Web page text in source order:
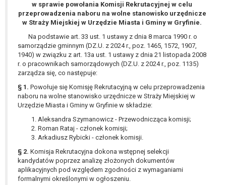
w sprawie powołania Komisji Rekrutacyjnej w celu
przeprowadzenia naboru na wolne stanowisko urzędnicze
w Straży Miejskiej w Urzędzie Miasta i Gminy w Gryfinie.
Na podstawie art. 33 ust. 1 ustawy z dnia 8 marca 1990 r. o
samorządzie gminnym (DZ.U. z 2024 r., poz. 1465, 1572, 1907,
1940) w związku z art. 13a ust. 1 ustawy z dnia 21 listopada 2008
r. o pracownikach samorządowych (DZ.U. z 2024 r., poz. 1135)
zarządza się, co następuje:
§ 1. Powołuje się Komisję Rekrutacyjną w celu przeprowadzenia
naboru na wolne stanowisko urzędnicze w Straży Miejskiej w
Urzędzie Miasta i Gminy w Gryfinie w składzie:
Aleksandra Szymanowicz - Przewodnicząca komisji;
Roman Rataj - członek komisji;
Arkadiusz Rybicki - członek komisji.
§ 2. Komisja Rekrutacyjna dokona wstępnej selekcji
kandydatów poprzez analizę złożonych dokumentów
aplikacyjnych pod względem zgodności z wymaganiami
formalnymi określonymi w ogłoszeniu.
niezbędność przetwarzania do celów
wynikających z prawnie
realizowanych przez administratora
lub przez stronę trzecią.
Z przyczyn związanych z Pani/Pana
szczególną sytuacją. W razie wniesienia
sprzeciwu, administrator nie może już
przetwarzać tych danych osobowych, chyba
że wykaże on istnienie ważnych prawnie
uzasadnionych podstaw do przetwarzania,
nadrzędnych wobec interesów, praw i
wolności osoby, której dane dotyczą, lub
podstaw do ustalenia, dochodzenia lub
obrony roszczeń.